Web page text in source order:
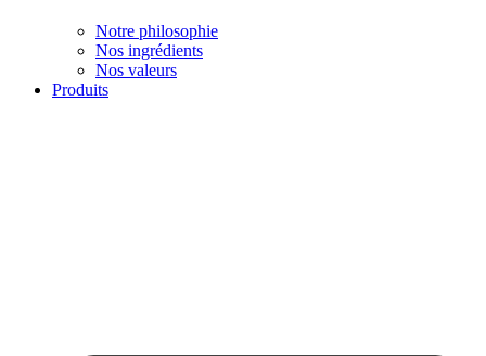
Notre philosophie
Nos ingrédients
Nos valeurs
Produits